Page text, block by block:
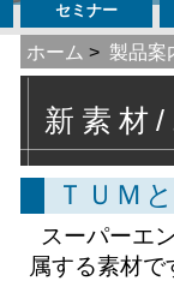
セミナー
ホーム > 製品案
新素
ＴＵＭ
スーパーエ
属する素材